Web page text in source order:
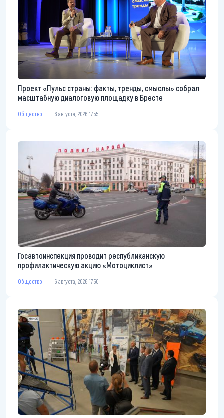
Проект «Пульс страны: факты, тренды, смыслы» собрал
масштабную диалоговую площадку в Бресте
Общество 6 августа, 2026 17:55
Госавтоинспекция проводит республиканскую
профилактическую акцию «Мотоциклист»
Общество 6 августа, 2026 17:50